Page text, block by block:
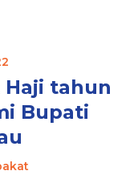
tahun
Bupati